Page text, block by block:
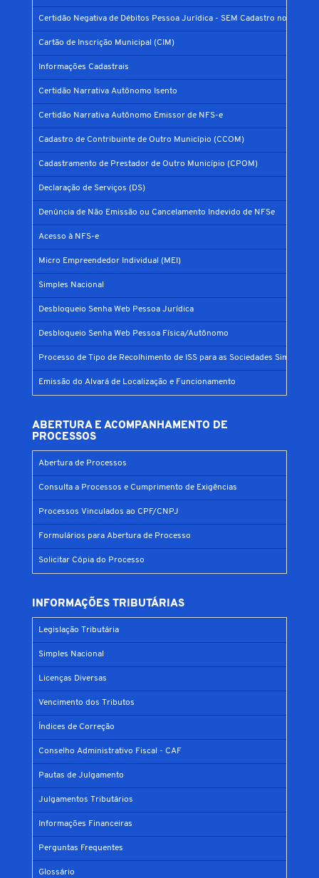
Certidão Negativa de Débitos Pessoa Jurídica - SEM Cadastro no
Cartão de Inscrição Municipal (CIM)
Informações Cadastrais
Certidão Narrativa Autônomo Isento
Certidão Narrativa Autônomo Emissor de NFS-e
Cadastro de Contribuinte de Outro Município (CCOM)
Cadastramento de Prestador de Outro Município (CPOM)
Declaração de Serviços (DS)
Denúncia de Não Emissão ou Cancelamento Indevido de NFSe
Acesso à NFS-e
Micro Empreendedor Individual (MEI)
Simples Nacional
Desbloqueio Senha Web Pessoa Jurídica
Desbloqueio Senha Web Pessoa Física/Autônomo
Processo de Tipo de Recolhimento de ISS para as Sociedades Simples
Emissão do Alvará de Localização e Funcionamento
ABERTURA E ACOMPANHAMENTO DE
PROCESSOS
Abertura de Processos
Consulta a Processos e Cumprimento de Exigências
Processos Vinculados ao CPF/CNPJ
Formulários para Abertura de Processo
Solicitar Cópia do Processo
INFORMAÇÕES TRIBUTÁRIAS
Legislação Tributária
Simples Nacional
Licenças Diversas
Vencimento dos Tributos
Índices de Correção
Conselho Administrativo Fiscal - CAF
Pautas de Julgamento
Julgamentos Tributários
Informações Financeiras
Perguntas Frequentes
Glossário